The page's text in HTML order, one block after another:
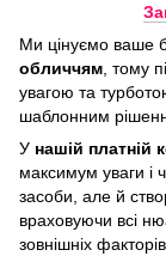
Ми цінуємо ваше
обличчям , тому
увагою та
шаблонним
У нашій платній
максимум уваги
засоби, але й
враховуючи всі
зовнішніх